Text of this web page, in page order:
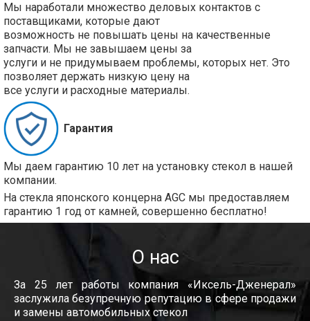
Мы наработали множество деловых контактов с
поставщиками, которые дают
возможность не повышать цены на качественные
запчасти. Мы не завышаем цены за
услуги и не придумываем проблемы, которых нет. Это
позволяет держать низкую цену на
все услуги и расходные материалы.
Гарантия
Мы даем гарантию 10 лет на установку стекол в нашей
компании.
На стекла японского концерна AGC мы предоставляем
гарантию 1 год от камней, совершенно бесплатно!
О нас
За 25 лет работы компания «Иксель-Дженерал»
заслужила безупречную репутацию в сфере продажи
и замены автомобильных стекол